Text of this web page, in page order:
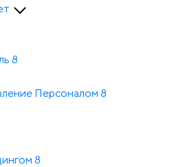
8
Персона­лом 8
8